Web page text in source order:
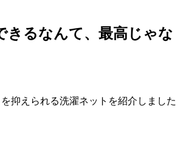
きるなんて、最高じゃな
抑えられる洗濯ネットを紹介しました